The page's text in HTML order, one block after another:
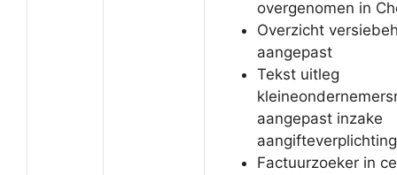
overgenomen in
Overzicht
aangepast
Tekst uitleg
aangepast inzake
aangifteverplichting
Factuurzoeker in